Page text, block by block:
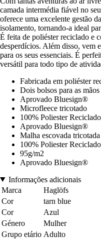
camada intermédia fiável no
oferece uma excelente gestão
isolamento, tornando-a ideal
É feita de poliéster reciclado e
desperdícios. Além disso, vem
para os seus essenciais. É
versátil para todo tipo de
Fabricada em poliéster
Dois bolsos para as
Aprovado Bluesign®
Microfleece tricotado
100% Poliester
Aprovado Bluesign®
Malha escovada tricotada
100% Poliester Reciclado
95g/m2
Aprovado Bluesign®
Informações adicionais
Marca
Haglöfs
Cor
tarn blue
Cor
Azul
Género
Mulher
Grupo etário Adulto